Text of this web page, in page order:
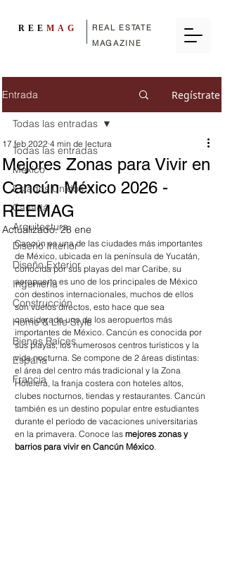
REAL ESTATE
MAGAZINE
REE MAG
Entrada Regístrate
Todas las entradas
México
Estados Unidos
Canadá
Arquitectura
Diseño Interior
Diseño Exterior
Ingenieria
Construcción
Home & Life Style
Bienes Raíces
España
Francia
Todas las entradas
Mejores Zonas para Vivir en
Cancún México 2026 -
REEMAG
17 feb 2022 4 min de lectura
Actualizado:28 ene
Cancún es una de las ciudades más importantes
de México, ubicada en la península de Yucatán,
conocida por sus playas del mar Caribe, su
aeropuerto es uno de los principales de México
con destinos internacionales, muchos de ellos
son vuelos directos, esto hace que sea
considerado uno de los aeropuertos más
importantes de México. Cancún es conocida por
sus playas, los numerosos centros turísticos y la
vida nocturna. Se compone de 2 áreas distintas:
el área del centro más tradicional y la Zona
Hotelera, la franja costera con hoteles altos,
clubes nocturnos, tiendas y restaurantes. Cancún
también es un destino popular entre estudiantes
durante el período de vacaciones universitarias
en la primavera. Conoce las mejores zonas y
barrios para vivir en Cancún México.